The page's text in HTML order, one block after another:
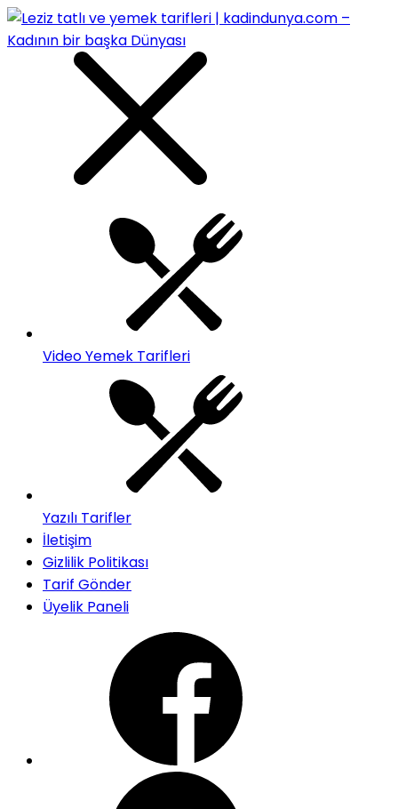
Video Yemek Tarifleri
Yazılı Tarifler
İletişim
Gizlilik Politikası
Tarif Gönder
Üyelik Paneli